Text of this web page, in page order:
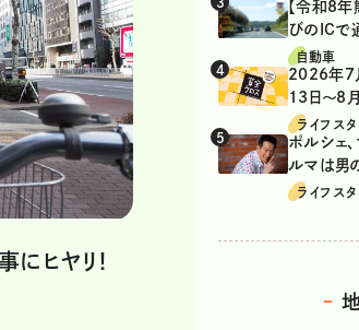
にヒヤリ!
【令和8年
びのICで
州道の迂
自動車
2026年7
13日～8
ライフス
ポルシェ
ルマは男
る愛車遍
ライフス